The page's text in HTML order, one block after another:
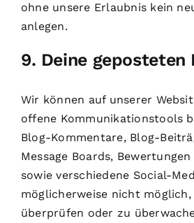
ohne unsere Erlaubnis kein
anlegen.
9. Deine geposteten
Wir können auf unserer
offene Kommunikationstools
Blog-Kommentare, Blog-
Message Boards,
sowie verschiedene Social-
möglicherweise nicht
überprüfen oder zu